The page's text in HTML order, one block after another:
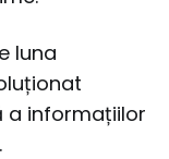
luna
a informațiilor